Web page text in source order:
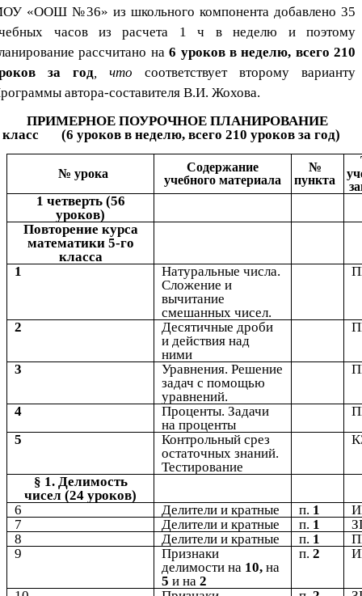
«ООШ №36» из школьного компонента добавлено 35
часов из расчета 1 ч в неделю и поэтому
рассчитано на6 уроков в неделю, всего 210
за год , чтосоответствует второму варианту
автора-составителя В.И. Жохова.
ПРИМЕРНОЕ ПОУРОЧНОЕ ПЛАНИРОВАНИЕ
класс (6 уроков в неделю, всего 210 уроков за год)
№ урока
Содержание
учебного материала
№
пункта
1 четверть (56
уроков)
Повторение курса
математики 5-го
класса
1
Натуральные числа.
Сложение и
вычитание
смешанных чисел.
2
Десятичные дроби
и действия над
ними
3
Уравнения. Решение
задач с помощью
уравнений.
4
Проценты. Задачи
на проценты
5
Контрольный срез
остаточных знаний.
Тестирование
§ 1. Делимость
чисел (24 уроков)
6
Делители и кратные п. 1
7
Делители и кратные п. 1
8
Делители и кратные п. 1
9
Признаки
делимости на 10,на
5и на2
п.2